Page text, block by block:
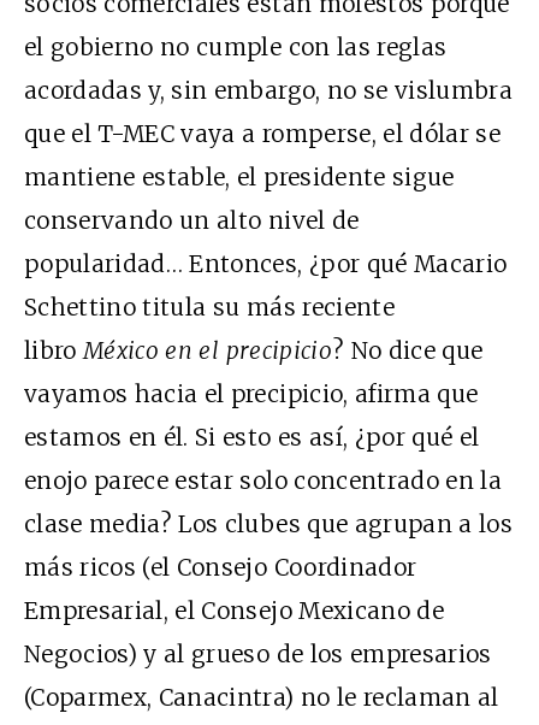
el gobierno no cumple con las reglas
acordadas y, sin embargo, no se vislumbra
que el T-MEC vaya a romperse, el dólar se
mantiene estable, el presidente sigue
conservando un alto nivel de
popularidad… Entonces, ¿por qué Macario
Schettino titula su más reciente
libroMéxico en el precipicio? No dice que
vayamos hacia el precipicio, afirma que
estamos en él. Si esto es así, ¿por qué el
enojo parece estar solo concentrado en la
clase media? Los clubes que agrupan a los
más ricos (el Consejo Coordinador
Empresarial, el Consejo Mexicano de
Negocios) y al grueso de los empresarios
(Coparmex, Canacintra) no le reclaman al